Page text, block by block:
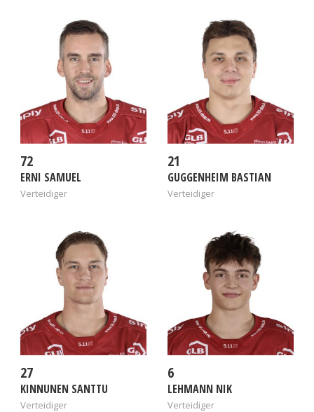
72
ERNI SAMUEL
Verteidiger
21
GUGGENHEIM BASTIAN
Verteidiger
27
KINNUNEN SANTTU
Verteidiger
6
LEHMANN NIK
Verteidiger